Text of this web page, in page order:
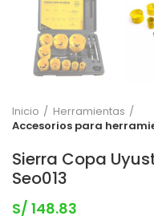
Inicio
Herramientas
Accesorios para
Sierra Copa
Seo013
S/ 148.83